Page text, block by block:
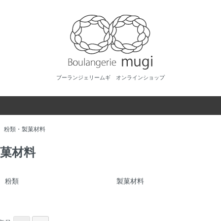
ブーランジェリームギ オンラインショップ
粉類・製菓材料
材料
粉類 製菓材料